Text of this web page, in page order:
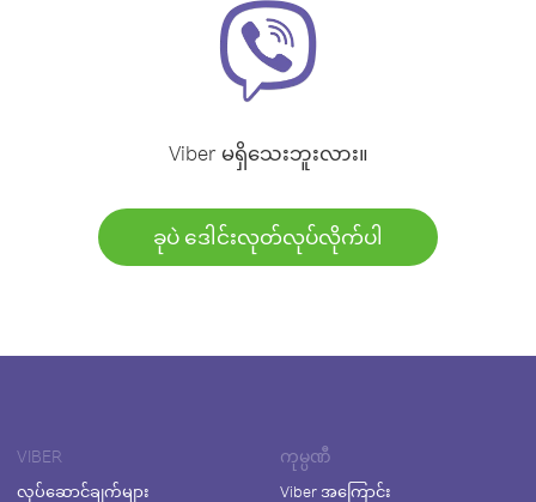
Viber မရှိသေးဘူးလား။
ခုပဲ ဒေါင်းလုတ်လုပ်လိုက်ပါ
VIBER
လုပ်ဆောင်ချက်များ
ကုမ္ပဏီ
Viber အကြောင်း